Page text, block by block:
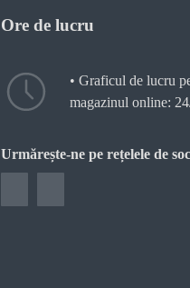
Ore de lucru
• Graficul de lucru
magazinul online:
Urmărește-ne pe rețelele de